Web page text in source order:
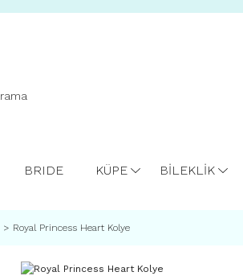
BRIDE KÜPE BİLEKLİK
Royal Princess Heart Kolye